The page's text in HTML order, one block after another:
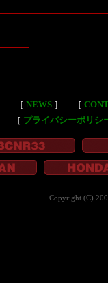
［ NEWS］ ［
［ プライバシーポリシ
Copyright (C)